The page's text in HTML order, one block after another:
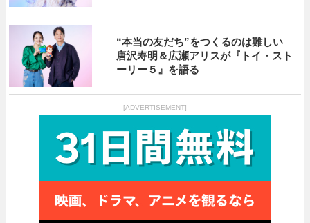
“本当の友だち”をつくるのは難しい
唐沢寿明＆広瀬アリスが『トイ・スト
ーリー５』を語る
[ADVERTISEMENT]